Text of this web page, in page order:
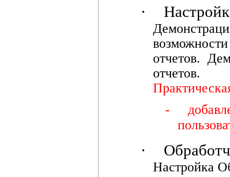
·
отчетов.
отчетов.
-
·
Настройка